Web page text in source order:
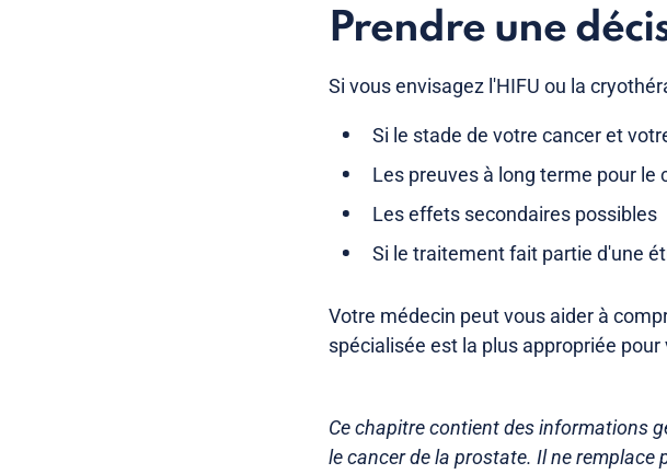
Prendre une
Si vous envisagez l'HIFU ou la
Si le stade de votre cancer et
Les preuves à long terme pour le
Les effets secondaires possibles
Si le traitement fait partie d'une
Votre médecin peut vous aider à
spécialisée est la plus appropriée pour
Ce chapitre contient des informations
le cancer de la prostate. Il ne